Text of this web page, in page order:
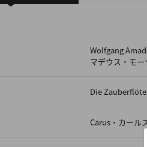
Wolfgang
マデウス・モー
Die
Carus・カール